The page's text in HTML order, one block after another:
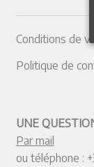
Conditions de
Politique de
UNE
Par mail
ou téléphone :